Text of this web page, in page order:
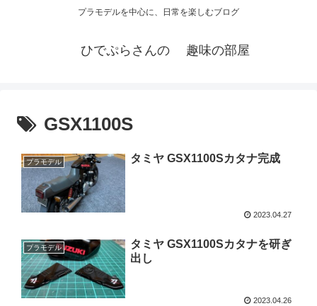
プラモデルを中心に、日常を楽しむブログ
ひでぷらさんの 趣味の部屋
GSX1100S
プラモデル タミヤ GSX1100Sカタナ完成
2023.04.27
プラモデル
タミヤ GSX1100Sカタナを研ぎ
出し
2023.04.26